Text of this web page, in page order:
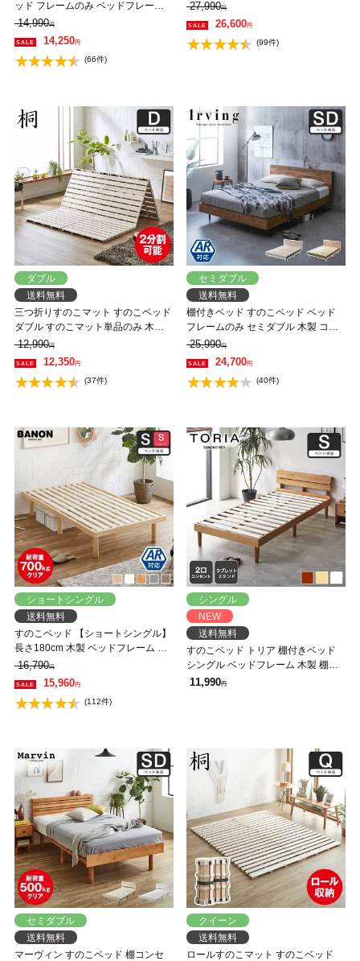
ッド フレームのみ ベッドフレーム
ローベッド 高さ調整 組立簡単 ヘッ
ドレス 一人暮らし 北欧 低ホルムア
ルデヒド バノン【AR】
14,990円
14,250円
(66件)
さ4段階調節 耐荷重700kgクリア 調
湿 すのこ ひのき 和風 シンプル
27,990円
26,600円
(99件)
ダブル
送料無料
三つ折りすのこマット すのこベッド
ダブル すのこマット単品のみ 木製
桐 二分割可能 完成品 低ホルムアル
デヒド 布団が干せる
12,990円
12,350円
(37件)
セミダブル
送料無料
棚付きベッド すのこベッド ベッド
フレームのみ セミダブル 木製 コン
セント ベッド おしゃれ 宮付きベッ
ド 脚付きベッド アーヴィング 【大
型家具配送】
25,990円
24,700円
(40件)
ショートシングル
送料無料
すのこベッド 【ショートシングル】
長さ180cm 木製 ベッドフレーム 耐
荷重350kg 組立簡単 高さ4段階 低ホ
ルムアルデヒド バノン【AR】
16,790円
15,960円
(112件)
シングル
NEW
送料無料
すのこベッド トリア 棚付きベッド
シングル ベッドフレーム 木製 棚付
き コンセント 低ホルムアルデヒド
11,990円
セミダブル
送料無料
マーヴィン すのこベッド 棚コンセ
クイーン
送料無料
ロールすのこマット すのこベッド